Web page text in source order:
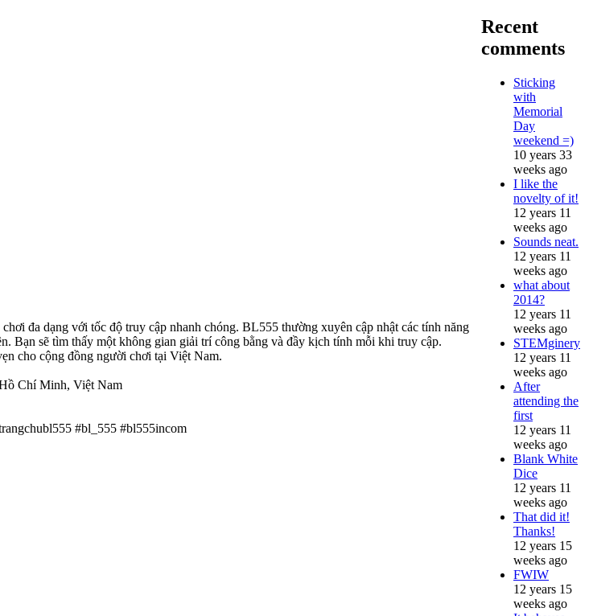
đa dạng với tốc độ truy cập nhanh chóng. BL555 thường xuyên cập nhật các tính năng
Bạn sẽ tìm thấy một không gian giải trí công bằng và đầy kịch tính mỗi khi truy cập.
cho cộng đồng người chơi tại Việt Nam.
Chí Minh, Việt Nam
#bl_555 #bl555incom
Recent
comments
Sticking
with
Memorial
Day
weekend =)
10 years 33
weeks ago
I like the
novelty of it!
12 years 11
weeks ago
Sounds neat.
12 years 11
weeks ago
what about
2014?
12 years 11
weeks ago
STEMginery
12 years 11
weeks ago
After
attending the
first
12 years 11
weeks ago
Blank White
Dice
12 years 11
weeks ago
That did it!
Thanks!
12 years 15
weeks ago
FWIW
12 years 15
weeks ago